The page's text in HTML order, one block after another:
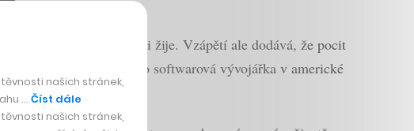
v tuzemské společnosti žije. Vzápětí ale dodává, že pocit
Ona sama pracuje jako softwarová vývojářka v americké
našich stránek,
… Číst dále
našich stránek,